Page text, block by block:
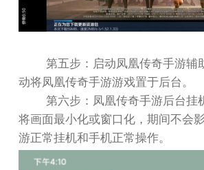
第五步：启动凤凰传奇手游辅
动将凤凰传奇手游游戏置于后台。
第六步：凤凰传奇手游后台挂
将画面最小化或窗口化，期间不会
游正常挂机和手机正常操作。